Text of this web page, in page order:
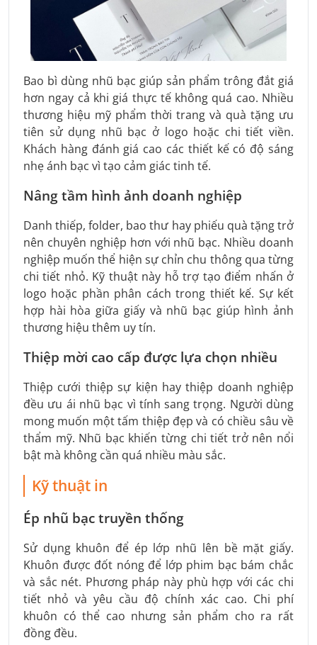
Bao bì dùng nhũ bạc giúp sản phẩm trông đắt giá
hơn ngay cả khi giá thực tế không quá cao. Nhiều
thương hiệu mỹ phẩm thời trang và quà tặng ưu
tiên sử dụng nhũ bạc ở logo hoặc chi tiết viền.
Khách hàng đánh giá cao các thiết kế có độ sáng
nhẹ ánh bạc vì tạo cảm giác tinh tế.
Nâng tầm hình ảnh doanh nghiệp
Danh thiếp, folder, bao thư hay phiếu quà tặng trở
nên chuyên nghiệp hơn với nhũ bạc. Nhiều doanh
nghiệp muốn thể hiện sự chỉn chu thông qua từng
chi tiết nhỏ. Kỹ thuật này hỗ trợ tạo điểm nhấn ở
logo hoặc phần phân cách trong thiết kế. Sự kết
hợp hài hòa giữa giấy và nhũ bạc giúp hình ảnh
thương hiệu thêm uy tín.
Thiệp mời cao cấp được lựa chọn nhiều
Thiệp cưới thiệp sự kiện hay thiệp doanh nghiệp
đều ưu ái nhũ bạc vì tính sang trọng. Người dùng
mong muốn một tấm thiệp đẹp và có chiều sâu về
thẩm mỹ. Nhũ bạc khiến từng chi tiết trở nên nổi
bật mà không cần quá nhiều màu sắc.
Kỹ thuật in
Ép nhũ bạc truyền thống
Sử dụng khuôn để ép lớp nhũ lên bề mặt giấy.
Khuôn được đốt nóng để lớp phim bạc bám chắc
và sắc nét. Phương pháp này phù hợp với các chi
tiết nhỏ và yêu cầu độ chính xác cao. Chi phí
khuôn có thể cao nhưng sản phẩm cho ra rất
đồng đều.